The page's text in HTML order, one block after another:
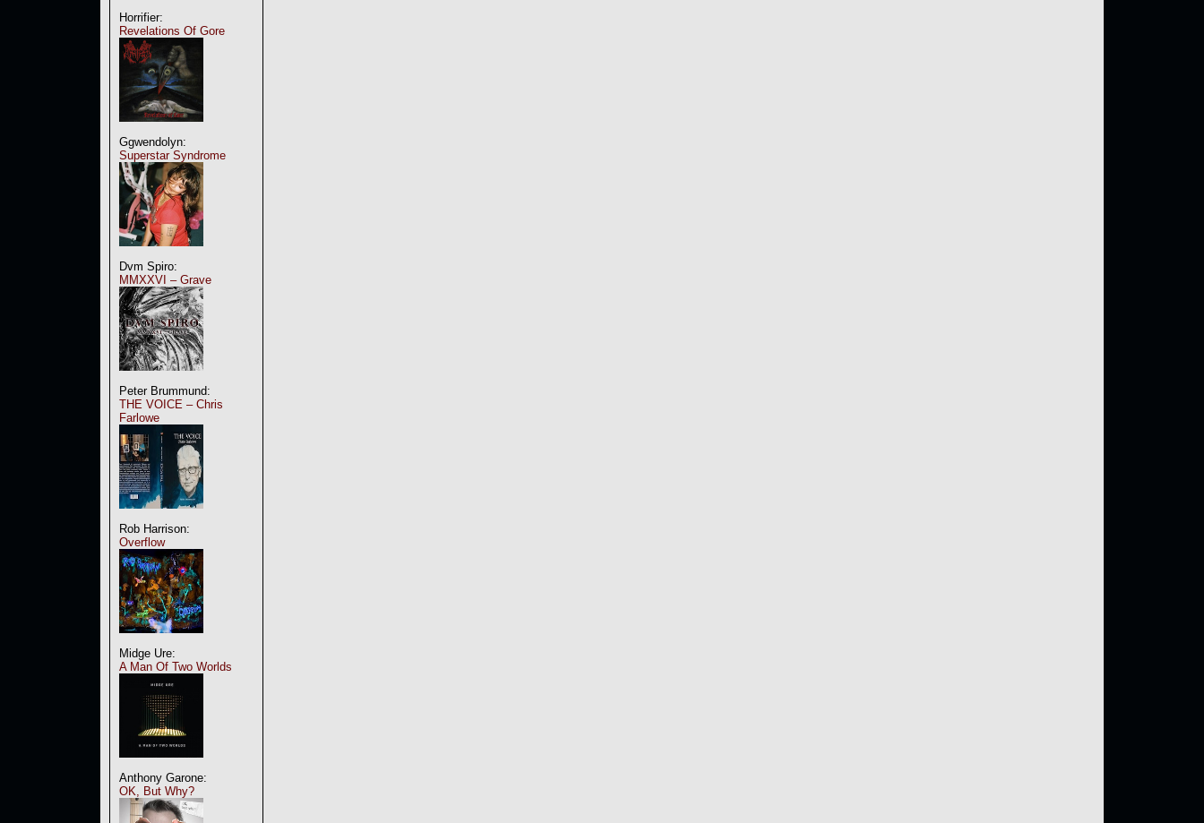
Horrifier:
Revelations Of Gore
Ggwendolyn:
Superstar Syndrome
Dvm Spiro:
MMXXVI – Grave
Peter Brummund:
THE VOICE – Chris
Farlowe
Rob Harrison:
Overflow
Midge Ure:
A Man Of Two Worlds
Anthony Garone:
OK, But Why?